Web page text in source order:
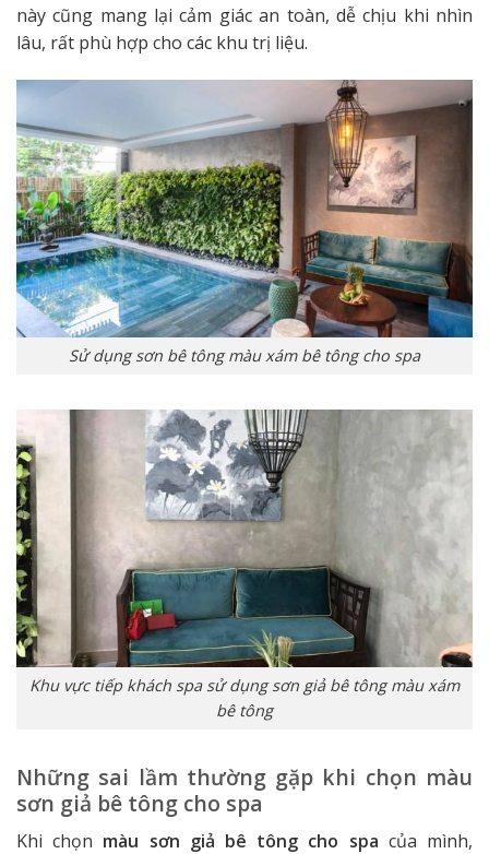
này cũng mang lại cảm giác an toàn, dễ chịu khi nhìn
lâu, rất phù hợp cho các khu trị liệu.
Sử dụng sơn bê tông màu xám bê tông cho spa
Khu vực tiếp khách spa sử dụng sơn giả bê tông màu xám
bê tông
Những sai lầm thường gặp khi chọn màu
sơn giả bê tông cho spa
Khi chọn màu sơn giả bê tông cho spa của mình,